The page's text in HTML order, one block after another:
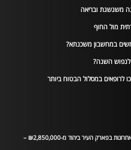
משגשגת ובריאה
מול החוף
במחשבון משכנתא?
לנפוש השנה?
דירה חדשה במרכז בלי לחכות שנים: דירות 4-5 חדרים אחרונות בפארק העיר ביהוד מ-₪2,850,000 –